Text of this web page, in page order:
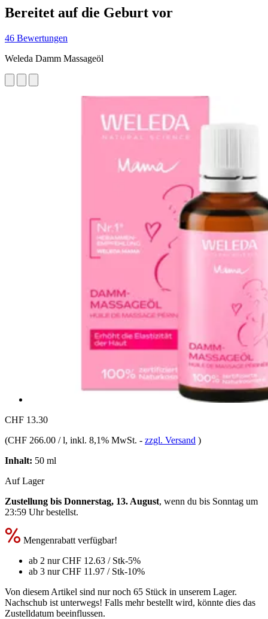
Bereitet auf die Geburt vor
46 Bewertungen
Weleda Damm Massageöl
CHF 13.30
(CHF 266.00 / l, inkl. 8,1% MwSt. - zzgl. Versand )
Inhalt: 50 ml
Auf Lager
Zustellung bis Donnerstag, 13. August, wenn du bis Sonntag um
23:59 Uhrbestellst.
Mengenrabatt verfügbar!
ab 2 nurCHF 12.63 / Stk-5%
ab 3 nurCHF 11.97 / Stk-10%
Von diesem Artikel sind nur noch 65 Stück in unserem Lager.
Nachschub ist unterwegs! Falls mehr bestellt wird, könnte dies das
Zustelldatum beeinflussen.